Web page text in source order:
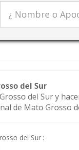
del Sur
del Sur y
de Mato Grosso
del Sur :